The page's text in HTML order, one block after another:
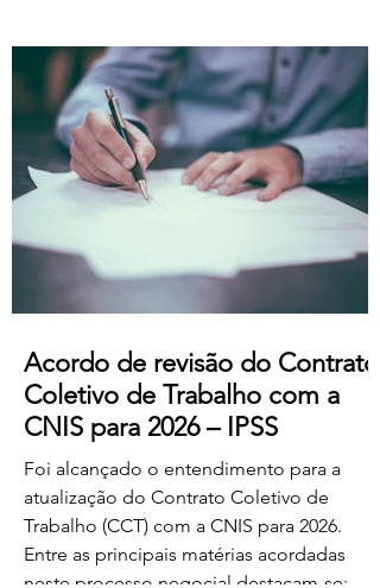
professores dos ensinos básico e
secundário profissionalizados; Aumento
do subsídio de refeição para os 5,50€.
Estas alterações produzem efeitos
retroativos a janeiro de 2026, aguardando-
se a sua publicação no Boletim
Acordo de revisão do Contrato
Coletivo de Trabalho com a
CNIS para 2026 – IPSS
Foi alcançado o entendimento para a
atualização do Contrato Coletivo de
Trabalho (CCT) com a CNIS para 2026.
Entre as principais matérias acordadas
neste processo negocial destacam-se: